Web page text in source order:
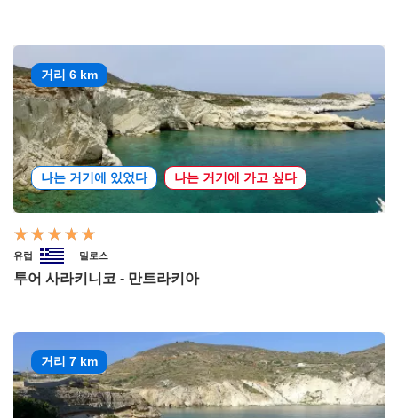
거리 6 km
나는 거기에 있었다 나는 거기에 가고 싶다
유럽 밀로스
투어 사라키니코 - 만트라키아
거리 7 km